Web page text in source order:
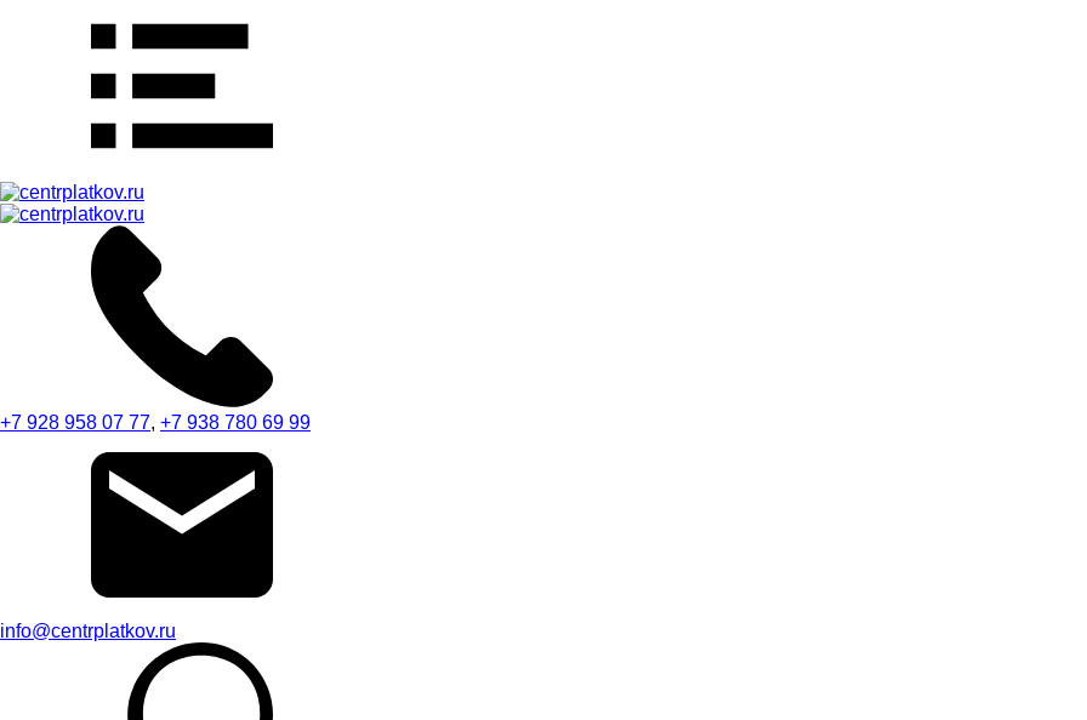
+7 928 958 07 77, +7 938 780 69 99
info@centrplatkov.ru